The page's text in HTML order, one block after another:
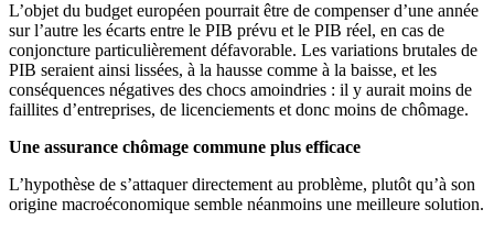
L’objet du budget européen pourrait être de compenser d’une année
sur l’autre les écarts entre le PIB prévu et le PIB réel, en cas de
conjoncture particulièrement défavorable. Les variations brutales de
PIB seraient ainsi lissées, à la hausse comme à la baisse, et les
conséquences négatives des chocs amoindries : il y aurait moins de
faillites d’entreprises, de licenciements et donc moins de chômage.
Une assurance chômage commune plus efficace
L’hypothèse de s’attaquer directement au problème, plutôt qu’à son
origine macroéconomique semble néanmoins une meilleure solution.